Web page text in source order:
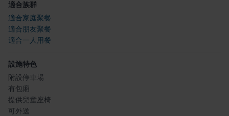
適合族群
適合家庭聚餐
適合朋友聚餐
適合一人用餐
設施特色
附設停車場
有包廂
提供兒童座椅
可外送